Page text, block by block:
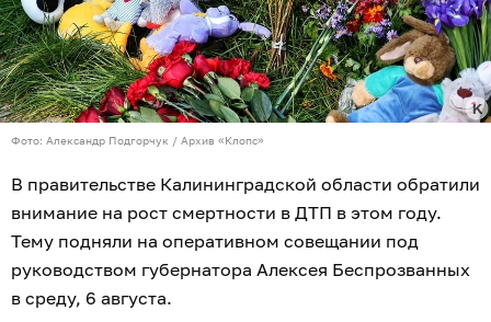
Фото: Александр Подгорчук / Архив «Клопс»
В правительстве Калининградской области обратили
внимание на рост смертности в ДТП в этом году.
Тему подняли на оперативном совещании под
руководством губернатора Алексея Беспрозванных
в среду, 6 августа.